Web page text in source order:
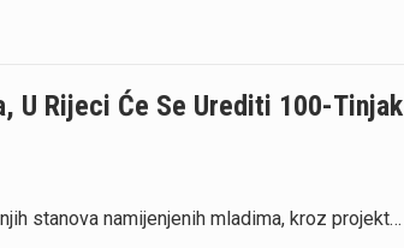
U Rijeci Će Se Urediti 100-Tinjak
stanova namijenjenih mladima, kroz projekt…